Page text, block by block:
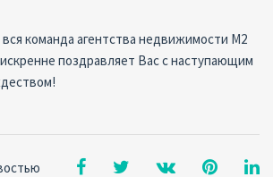
команда агентства недвижимости M2
поздравляет Вас с наступающим